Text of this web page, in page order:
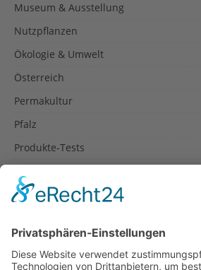
Museum & Ausstellung
Nutzpflanzen
Ökologie & Umwelt
Österreich
Permakultur
Pfalz
Produkte-Tests
Rezepte
Spanien
Südtirol